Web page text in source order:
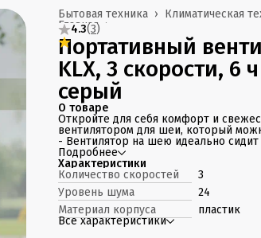
Климатическая
Бытовая техника ›
Главная ›
4.3(3)
Портативный
KLX, 3 скорости, 6
серый
О товаре
Откройте для себя комфорт и
вентилятором для шеи, который
- Вентилятор на шею идеально
комфорт даже при длительном
компактные размеры позволяют
сосредоточившись только на
- Портативный шейный вентилятор
мотором, который создает
поэтому он идеален для
улице.
- 3 режима скорости позволяют
Подробнее
Характеристики
Количество скоростей
3
Уровень шума
24
Материал корпуса
пластик
Все характеристики